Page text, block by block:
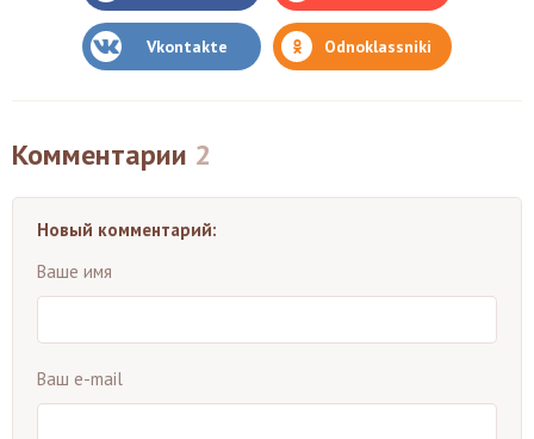
Vkontakte Odnoklassniki
Комментарии 2
Новый комментарий:
Ваше имя
Ваш e-mail